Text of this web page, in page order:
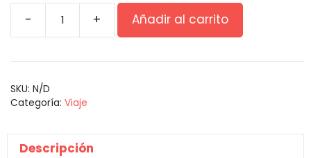
- + Añadir al carrito
SKU: N/D
Categoría: Viaje
Descripción